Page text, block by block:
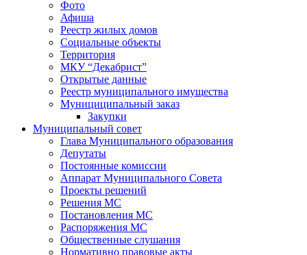
Фото
Афиша
Реестр жилых домов
Социальные объекты
Территория
МКУ “Декабрист”
Открытые данные
Реестр муниципального имущества
Мунициципальный заказ
Закупки
Муниципальный совет
Глава Муниципального образования
Депутаты
Постоянные комиссии
Аппарат Муниципального Совета
Проекты решений
Решения МС
Постановления МС
Распоряжения МС
Общественные слушания
Нормативно правовые акты